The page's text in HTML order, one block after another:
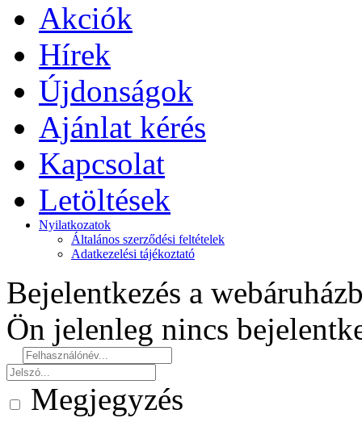
Akciók
Hírek
Újdonságok
Ajánlat kérés
Kapcsolat
Letöltések
Nyilatkozatok
Általános szerződési feltételek
Adatkezelési tájékoztató
Bejelentkezés a
Ön jelenleg nincs
Megjegyzés